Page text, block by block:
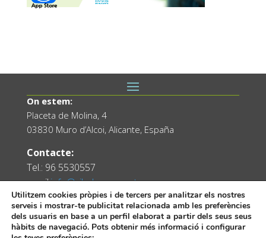
On estem:
Placeta de Molina, 4
03830 Muro d’Alcoi, Alicante, España
Contacte:
Tel.: 96 5530557
email:info@vilademuro.net
Utilitzem cookies pròpies i de tercers per analitzar els nostres
serveis i mostrar-te publicitat relacionada amb les preferències
dels usuaris en base a un perfil elaborat a partir dels seus seus
hàbits de navegació. Pots obtenir més informació i configurar